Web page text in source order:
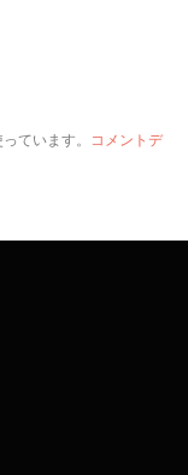
ています。 コメントデ